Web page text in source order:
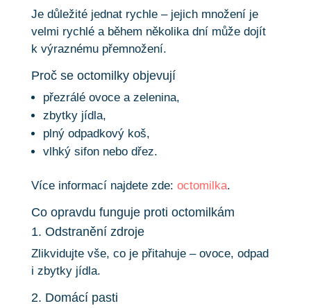
Je důležité jednat rychle – jejich množení je
velmi rychlé a během několika dní může dojít
k výraznému přemnožení.
Proč se octomilky objevují
přezrálé ovoce a zelenina,
zbytky jídla,
plný odpadkový koš,
vlhký sifon nebo dřez.
Více informací najdete zde: octomilka.
Co opravdu funguje proti octomilkám
1. Odstranění zdroje
Zlikvidujte vše, co je přitahuje – ovoce, odpad
i zbytky jídla.
2. Domácí pasti